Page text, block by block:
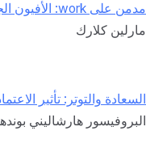
مدمن على wo rk: الأفيون الجديد للجماهير
مارلين كلارك
السعادة والتوتر: تأثير
البروفيسور هارشاليني